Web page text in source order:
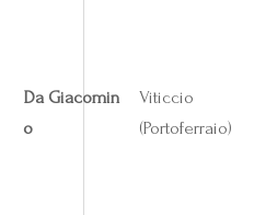
Da Giacomin
o
Viticcio
(Portoferraio)